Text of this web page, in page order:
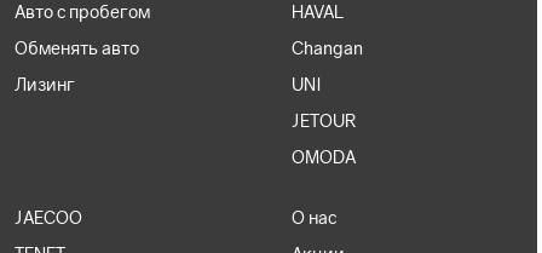
Авто с пробегом
Обменять авто
Лизинг
HAVAL
Changan
UNI
JETOUR
OMODA
JAECOO
О нас